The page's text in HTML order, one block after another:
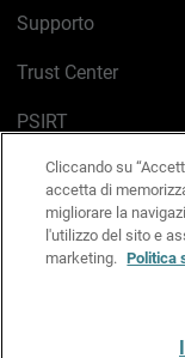
Supporto
Trust Center
PSIRT
Politica sui cookie
Informativa sulla
Kit Media & Brand
Cliccando su
accetta di
migliorare la
l'utilizzo del sito e
marketing. Politica